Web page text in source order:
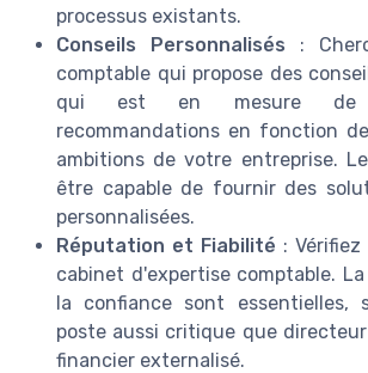
processus existants.
Conseils Personnalisés :
comptable qui propose des
qui est en mesure de
recommandations en fonction
ambitions de votre entreprise.
être capable de fournir des
personnalisées.
Réputation et Fiabilité :
cabinet d'expertise comptable.
la confiance sont essentielles,
poste aussi critique que
financier externalisé.